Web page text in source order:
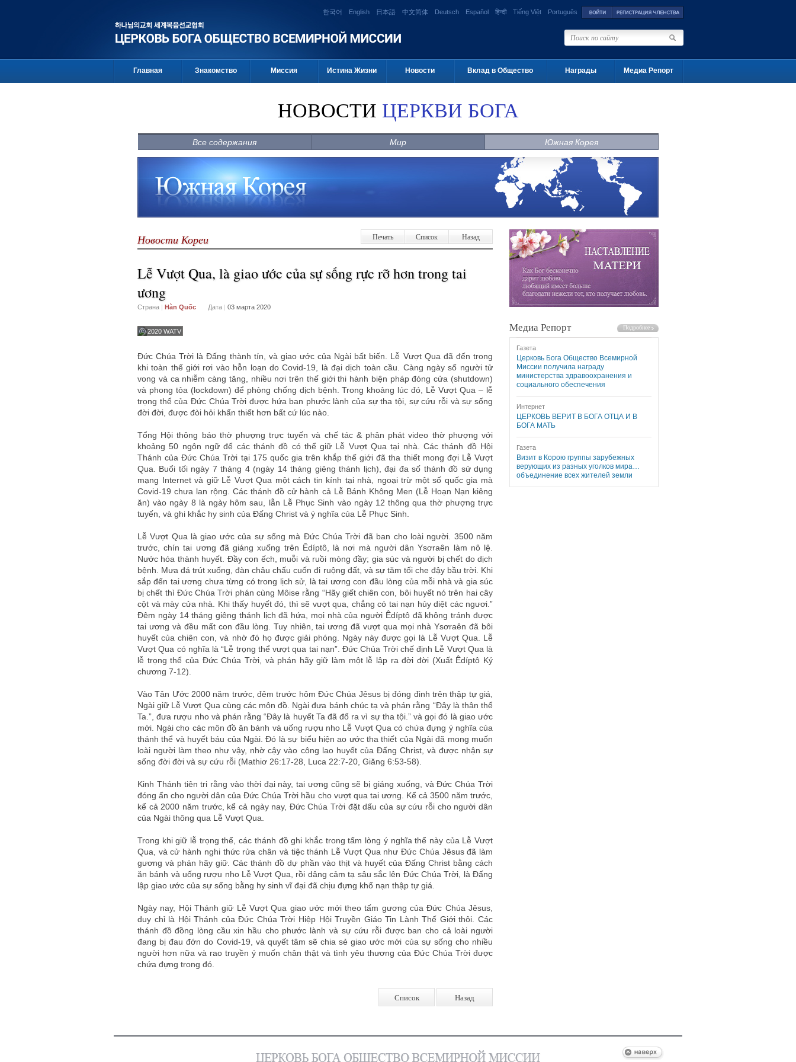
한국어 English 日本語 中文简体 Deutsch Español हिन्दी Tiếng Việt Português
Главная Знакомство Миссия Истина Жизни Новости Вклад в Общество Награды Медиа Репорт
НОВОСТИ ЦЕРКВИ БОГА
Все содержания Мир Южная Корея
Новости Кореи Печать Список Назад
Lễ Vượt Qua, là giao ước của sự sống rực rỡ hơn trong tai
ương
Страна | Hàn Quốc Дата | 03 марта 2020
ⓒ 2020 WATV
Đức Chúa Trời là Đấng thành tín, và giao ước của Ngài bất biến. Lễ Vượt Qua đã đến trong
khi toàn thế giới rơi vào hỗn loạn do Covid-19, là đại dịch toàn cầu. Càng ngày số người tử
vong và ca nhiễm càng tăng, nhiều nơi trên thế giới thi hành biện pháp đóng cửa (shutdown)
và phong tỏa (lockdown) để phòng chống dịch bệnh. Trong khoảng lúc đó, Lễ Vượt Qua – lễ
trọng thể của Đức Chúa Trời được hứa ban phước lành của sự tha tội, sự cứu rỗi và sự sống
đời đời, được đòi hỏi khẩn thiết hơn bất cứ lúc nào.
Tổng Hội thông báo thờ phượng trực tuyến và chế tác & phân phát video thờ phượng với
khoảng 50 ngôn ngữ để các thánh đồ có thể giữ Lễ Vượt Qua tại nhà. Các thánh đồ Hội
Thánh của Đức Chúa Trời tại 175 quốc gia trên khắp thế giới đã tha thiết mong đợi Lễ Vượt
Qua. Buổi tối ngày 7 tháng 4 (ngày 14 tháng giêng thánh lịch), đại đa số thánh đồ sử dụng
mạng Internet và giữ Lễ Vượt Qua một cách tin kính tại nhà, ngoại trừ một số quốc gia mà
Covid-19 chưa lan rộng. Các thánh đồ cử hành cả Lễ Bánh Không Men (Lễ Hoạn Nạn kiêng
ăn) vào ngày 8 là ngày hôm sau, lẫn Lễ Phục Sinh vào ngày 12 thông qua thờ phượng trực
tuyến, và ghi khắc hy sinh của Đấng Christ và ý nghĩa của Lễ Phục Sinh.
Lễ Vượt Qua là giao ước của sự sống mà Đức Chúa Trời đã ban cho loài người. 3500 năm
trước, chín tai ương đã giáng xuống trên Êdíptô, là nơi mà người dân Ysơraên làm nô lệ.
Nước hóa thành huyết. Đầy con ếch, muỗi và ruồi mòng đầy; gia súc và người bị chết do dịch
bệnh. Mưa đá trút xuống, đàn châu chấu cuốn đi ruộng đất, và sự tăm tối che đậy bầu trời. Khi
sắp đến tai ương chưa từng có trong lịch sử, là tai ương con đầu lòng của mỗi nhà và gia súc
bị chết thì Đức Chúa Trời phán cùng Môise rằng “Hãy giết chiên con, bôi huyết nó trên hai cây
cột và mày cửa nhà. Khi thấy huyết đó, thì sẽ vượt qua, chẳng có tai nạn hủy diệt các ngươi.”
Đêm ngày 14 tháng giêng thánh lịch đã hứa, mọi nhà của người Êdíptô đã không tránh được
tai ương và đều mất con đầu lòng. Tuy nhiên, tai ương đã vượt qua mọi nhà Ysơraên đã bôi
huyết của chiên con, và nhờ đó họ được giải phóng. Ngày này được gọi là Lễ Vượt Qua. Lễ
Vượt Qua có nghĩa là “Lễ trọng thể vượt qua tai nạn”. Đức Chúa Trời chế định Lễ Vượt Qua là
lễ trọng thể của Đức Chúa Trời, và phán hãy giữ làm một lễ lập ra đời đời (Xuất Êdíptô Ký
chương 7-12).
Vào Tân Ước 2000 năm trước, đêm trước hôm Đức Chúa Jêsus bị đóng đinh trên thập tự giá,
Ngài giữ Lễ Vượt Qua cùng các môn đồ. Ngài đưa bánh chúc tạ và phán rằng “Đây là thân thể
Ta.”, đưa rượu nho và phán rằng “Đây là huyết Ta đã đổ ra vì sự tha tội.” và gọi đó là giao ước
mới. Ngài cho các môn đồ ăn bánh và uống rượu nho Lễ Vượt Qua có chứa đựng ý nghĩa của
thánh thể và huyết báu của Ngài. Đó là sự biểu hiện ao ước tha thiết của Ngài đã mong muốn
loài người làm theo như vậy, nhờ cậy vào công lao huyết của Đấng Christ, và được nhận sự
sống đời đời và sự cứu rỗi (Mathiơ 26:17-28, Luca 22:7-20, Giăng 6:53-58).
Kinh Thánh tiên tri rằng vào thời đại này, tai ương cũng sẽ bị giáng xuống, và Đức Chúa Trời
đóng ấn cho người dân của Đức Chúa Trời hầu cho vượt qua tai ương. Kể cả 3500 năm trước,
kể cả 2000 năm trước, kể cả ngày nay, Đức Chúa Trời đặt dấu của sự cứu rỗi cho người dân
của Ngài thông qua Lễ Vượt Qua.
Trong khi giữ lễ trọng thể, các thánh đồ ghi khắc trong tấm lòng ý nghĩa thể này của Lễ Vượt
Qua, và cử hành nghi thức rửa chân và tiệc thánh Lễ Vượt Qua như Đức Chúa Jêsus đã làm
gương và phán hãy giữ. Các thánh đồ dự phần vào thịt và huyết của Đấng Christ bằng cách
ăn bánh và uống rượu nho Lễ Vượt Qua, rồi dâng cảm tạ sâu sắc lên Đức Chúa Trời, là Đấng
lập giao ước của sự sống bằng hy sinh vĩ đại đã chịu đựng khổ nạn thập tự giá.
Ngày nay, Hội Thánh giữ Lễ Vượt Qua giao ước mới theo tấm gương của Đức Chúa Jêsus,
duy chỉ là Hội Thánh của Đức Chúa Trời Hiệp Hội Truyền Giáo Tin Lành Thế Giới thôi. Các
thánh đồ đồng lòng cầu xin hầu cho phước lành và sự cứu rỗi được ban cho cả loài người
đang bị đau đớn do Covid-19, và quyết tâm sẽ chia sẻ giao ước mới của sự sống cho nhiều
người hơn nữa và rao truyền ý muốn chân thật và tình yêu thương của Đức Chúa Trời được
chứa đựng trong đó.
Список Назад
Медиа Репорт
Газета
Церковь Бога Общество Всемирной
Миссии получила награду
министерства здравоохранения и
социального обеспечения
Интернет
ЦЕРКОВЬ ВЕРИТ В БОГА ОТЦА И В
БОГА МАТЬ
Газета
Визит в Корою группы зарубежных
верующих из разных уголков мира…
объединение всех жителей земли